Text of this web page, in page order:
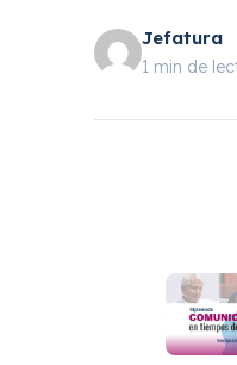
Jefatura
1 min de